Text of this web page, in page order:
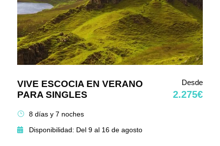
VIVE ESCOCIA EN VERANO
PARA SINGLES
Desde
2.275€
8 días y 7 noches
Disponibilidad: Del 9 al 16 de agosto